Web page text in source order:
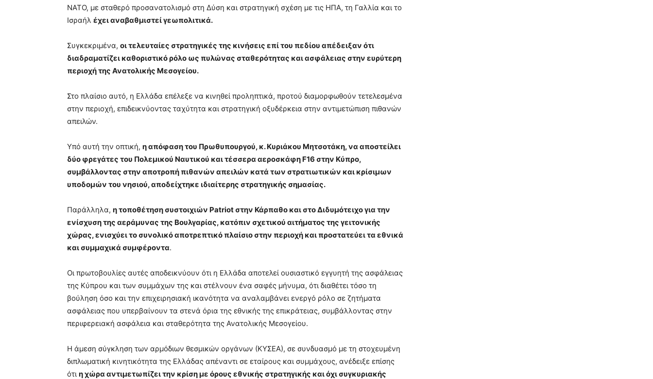
ΝΑΤΟ, με σταθερό προσανατολισμό στη Δύση και στρατηγική σχέση με τις ΗΠΑ, τη Γαλλία και το
Ισραήλ έχει αναβαθμιστεί γεωπολιτικά.
Συγκεκριμένα, οι τελευταίες στρατηγικές της κινήσεις επί του πεδίου απέδειξαν ότι
διαδραματίζει καθοριστικό ρόλο ως πυλώνας σταθερότητας και ασφάλειας στην ευρύτερη
περιοχή της Ανατολικής Μεσογείου.
Στο πλαίσιο αυτό, η Ελλάδα επέλεξε να κινηθεί προληπτικά, προτού διαμορφωθούν τετελεσμένα
στην περιοχή, επιδεικνύοντας ταχύτητα και στρατηγική οξυδέρκεια στην αντιμετώπιση πιθανών
απειλών.
Υπό αυτή την οπτική, η απόφαση του Πρωθυπουργού, κ. Κυριάκου Μητσοτάκη, να αποστείλει
δύο φρεγάτες του Πολεμικού Ναυτικού και τέσσερα αεροσκάφη F16 στην Κύπρο,
συμβάλλοντας στην αποτροπή πιθανών απειλών κατά των στρατιωτικών και κρίσιμων
υποδομών του νησιού, αποδείχτηκε ιδιαίτερης στρατηγικής σημασίας.
Παράλληλα, η τοποθέτηση συστοιχιών Patriot στην Κάρπαθο και στο Διδυμότειχο για την
ενίσχυση της αεράμυνας της Βουλγαρίας, κατόπιν σχετικού αιτήματος της γειτονικής
χώρας, ενισχύει το συνολικό αποτρεπτικό πλαίσιο στην περιοχή και προστατεύει τα εθνικά
και συμμαχικά συμφέροντα.
Οι πρωτοβουλίες αυτές αποδεικνύουν ότι η Ελλάδα αποτελεί ουσιαστικό εγγυητή της ασφάλειας
της Κύπρου και των συμμάχων της και στέλνουν ένα σαφές μήνυμα, ότι διαθέτει τόσο τη
βούληση όσο και την επιχειρησιακή ικανότητα να αναλαμβάνει ενεργό ρόλο σε ζητήματα
ασφάλειας που υπερβαίνουν τα στενά όρια της εθνικής της επικράτειας, συμβάλλοντας στην
περιφερειακή ασφάλεια και σταθερότητα της Ανατολικής Μεσογείου.
Η άμεση σύγκληση των αρμόδιων θεσμικών οργάνων (ΚΥΣΕΑ), σε συνδυασμό με τη στοχευμένη
διπλωματική κινητικότητα της Ελλάδας απέναντι σε εταίρους και συμμάχους, ανέδειξε επίσης
ότι η χώρα αντιμετωπίζει την κρίση με όρους εθνικής στρατηγικής και όχι συγκυριακής